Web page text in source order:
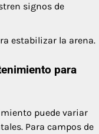
signos de
estabilizar la arena.
para
puede variar
Para campos de